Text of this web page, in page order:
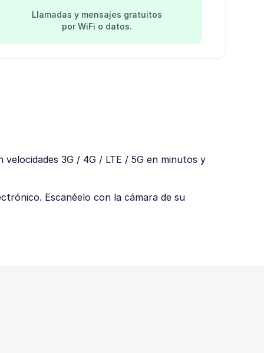
Llamadas y mensajes gratuitos
por WiFi o datos.
3G / 4G / LTE / 5G en minutos y
Escanéelo con la cámara de su